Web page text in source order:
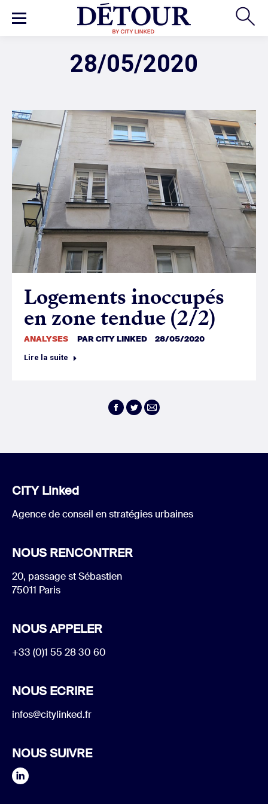
Logements inoccupés
en zone tendue (2/2)
ANALYSES PARCITY LINKED 28/05/2020
Lire la suite
Facebook
Twitter
E-
CITY Linked
Agence de conseil en stratégies urbaines
NOUS RENCONTRER
20, passage st Sébastien
75011 Paris
NOUS APPELER
+33 (0)1 55 28 30 60
NOUS ECRIRE
infos@citylinked.fr
NOUS SUIVRE